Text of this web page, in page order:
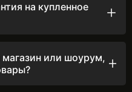
на купленное
месяцев, чтобы вы могли
работой вашей
магазин или шоурум,